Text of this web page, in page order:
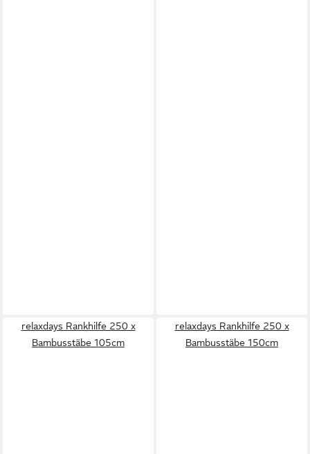
relaxdays Rankhilfe 250 x
Bambusstäbe 105cm
relaxdays Rankhilfe 250 x
Bambusstäbe 150cm